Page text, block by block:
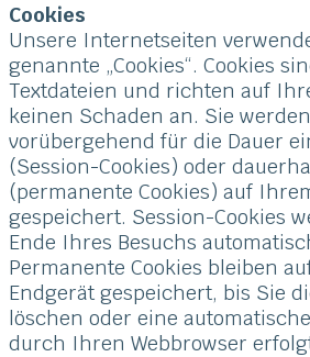
Cookies
Unsere Internetseiten
genannte „Cookies“. Cookies
Textdateien und richten auf
keinen Schaden an. Sie
vorübergehend für die Dauer
(Session-Cookies) oder
(permanente Cookies) auf
gespeichert. Session-Cookies
Ende Ihres Besuchs
Permanente Cookies bleiben
Endgerät gespeichert, bis Sie
löschen oder eine
durch Ihren Webbrowser